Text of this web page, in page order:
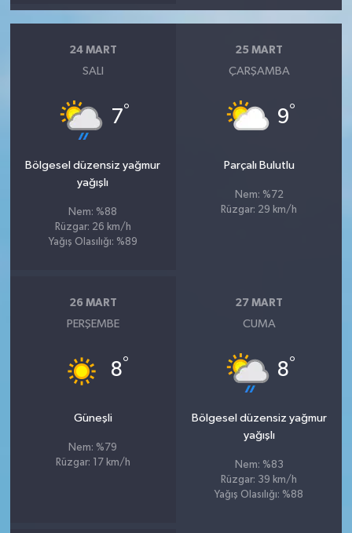
24 MART
SALI
7°
Bölgesel düzensiz yağmur
yağışlı
Nem: %88
Rüzgar: 26 km/h
Yağış Olasılığı: %89
25 MART
ÇARŞAMBA
9°
Parçalı Bulutlu
Nem: %72
Rüzgar: 29 km/h
26 MART
PERŞEMBE
8°
Güneşli
Nem: %79
Rüzgar: 17 km/h
27 MART
CUMA
8°
Bölgesel düzensiz yağmur
yağışlı
Nem: %83
Rüzgar: 39 km/h
Yağış Olasılığı: %88